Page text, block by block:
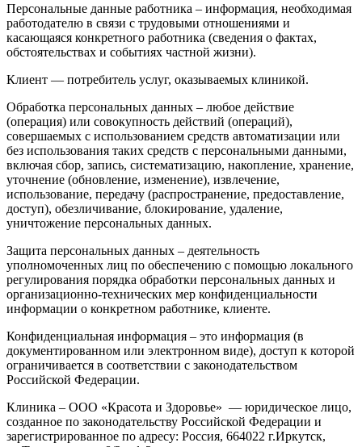
Персональные данные работника – информация, необходимая
работодателю в связи с трудовыми отношениями и
касающаяся конкретного работника (сведения о фактах,
обстоятельствах и событиях частной жизни).
Клиент — потребитель услуг, оказываемых клиникой.
Обработка персональных данных – любое действие
(операция) или совокупность действий (операций),
совершаемых с использованием средств автоматизации или
без использования таких средств с персональными данными,
включая сбор, запись, систематизацию, накопление, хранение,
уточнение (обновление, изменение), извлечение,
использование, передачу (распространение, предоставление,
доступ), обезличивание, блокирование, удаление,
уничтожение персональных данных.
Защита персональных данных – деятельность
уполномоченных лиц по обеспечению с помощью локального
регулирования порядка обработки персональных данных и
организационно-технических мер конфиденциальности
информации о конкретном работнике, клиенте.
Конфиденциальная информация – это информация (в
документированном или электронном виде), доступ к которой
ограничивается в соответствии с законодательством
Российской Федерации.
Клиника – ООО «Красота и Здоровье» — юридическое лицо,
созданное по законодательству Российской Федерации и
зарегистрированное по адресу: Россия, 664022 г.Иркутск,